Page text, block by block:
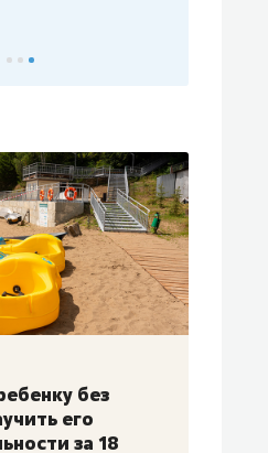
без
его
за 18